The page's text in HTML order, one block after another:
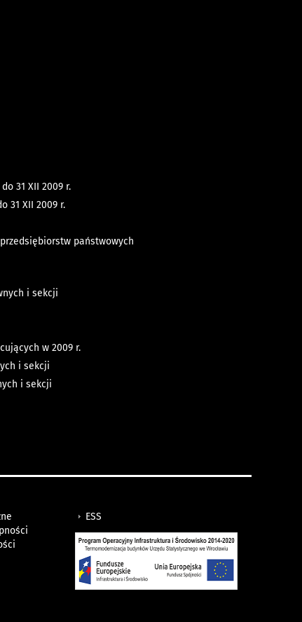
31 XII 2009 r.
31 XII 2009 r.
państwowych
i sekcji
w 2009 r.
i sekcji
i sekcji
ESS